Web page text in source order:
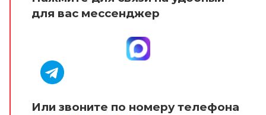
для вас мессенджер
Или звоните по номеру телефона